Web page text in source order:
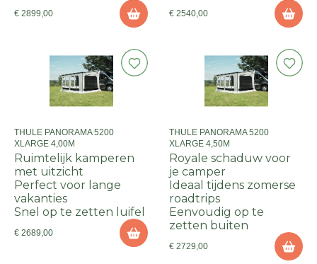
€ 2899,00 € 2540,00
THULE PANORAMA 5200
XLARGE 4,00M
Ruimtelijk kamperen
met uitzicht
Perfect voor lange
vakanties
Snel op te zetten luifel
€ 2689,00
THULE PANORAMA 5200
XLARGE 4,50M
Royale schaduw voor
je camper
Ideaal tijdens zomerse
roadtrips
Eenvoudig op te
zetten buiten
€ 2729,00